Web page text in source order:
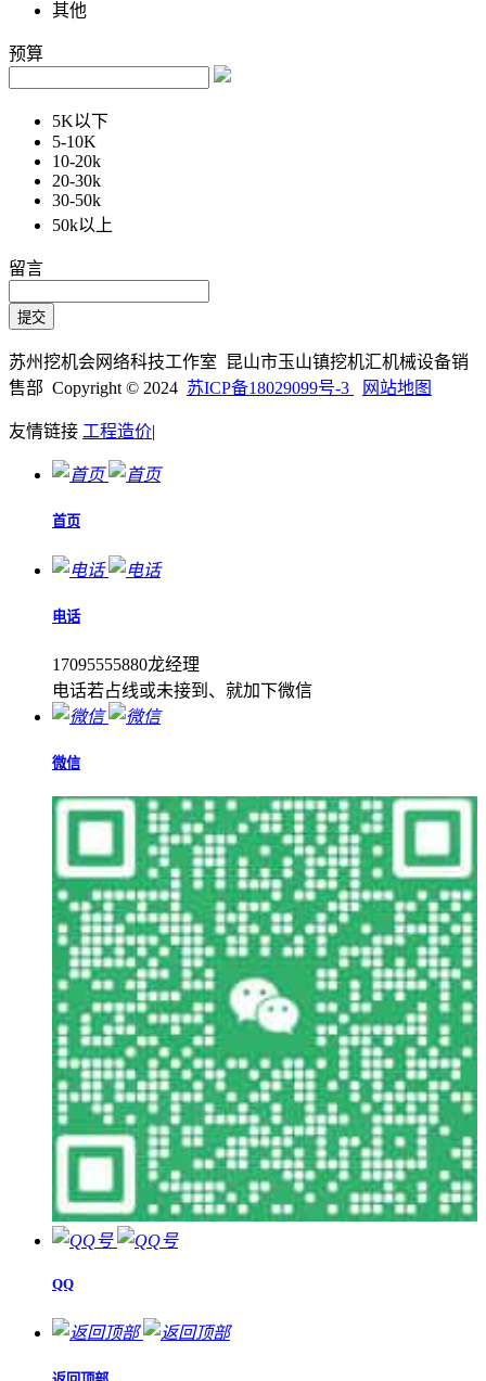
其他
预算
5K以下
5-10K
10-20k
20-30k
30-50k
50k以上
留言
苏州挖机会网络科技工作室 昆山市玉山镇挖机汇机械设备销
售部 Copyright © 2024 苏ICP备18029099号-3 网站地图
友情链接 工程造价|
首页
电话
17095555880龙经理
电话若占线或未接到、就加下微信
微信
QQ